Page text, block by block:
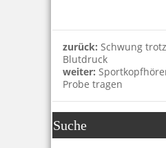
zurück: Schwung
Blutdruck
weiter:
Probe tragen
Suche